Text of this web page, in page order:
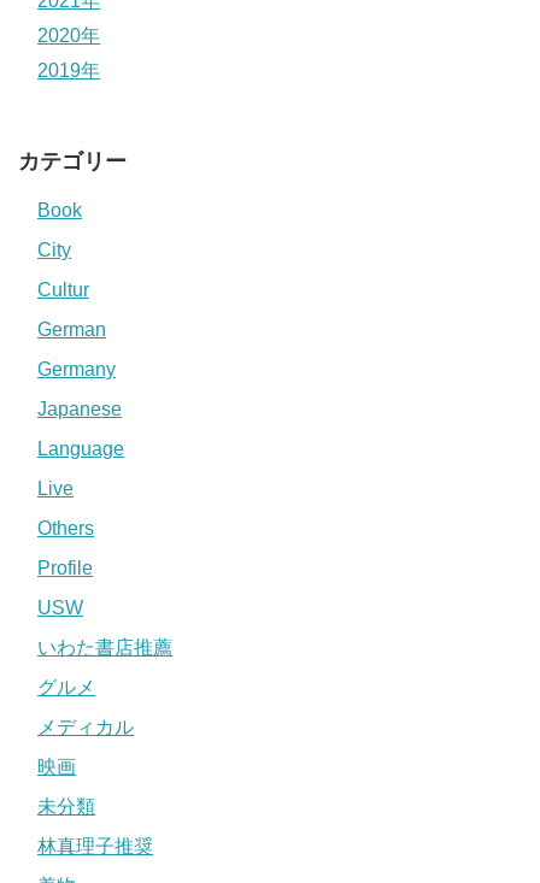
2020年
2019年
カテゴリー
Book
City
Cultur
German
Germany
Japanese
Language
Live
Others
Profile
USW
いわた書店推薦
グルメ
メディカル
映画
未分類
林真理子推奨